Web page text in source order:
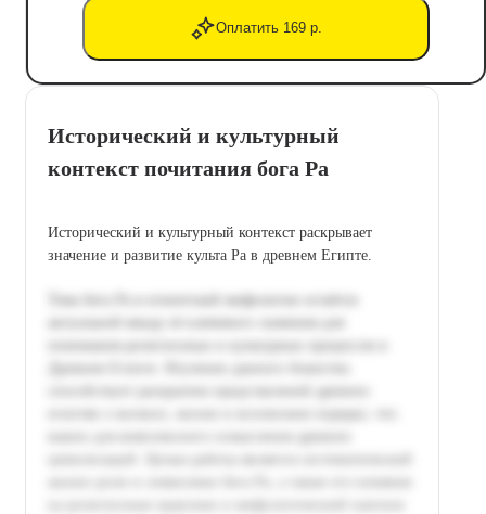
Оплатить 169 р.
Исторический и культурный
контекст почитания бога Ра
Исторический и культурный контекст раскрывает
значение и развитие культа Ра в древнем Египте.